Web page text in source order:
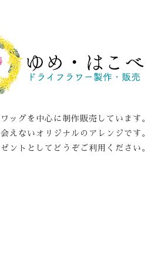
ッグを中心に制作販売しています。
えないオリジナルのアレンジです。
ントとしてどうぞご利用ください。